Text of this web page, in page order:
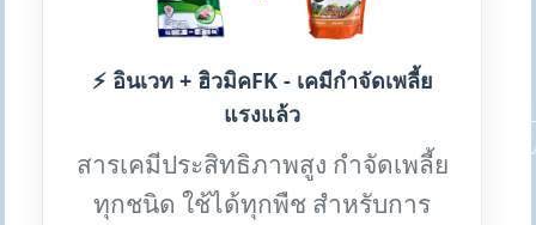
⚡ อินเวท + ฮิวมิคFK - เคมีกำจัดเพลี้ย
แรงแล้ว
สารเคมีประสิทธิภาพสูง กำจัดเพลี้ย
ทุกชนิด ใช้ได้ทุกพืช สำหรับการ